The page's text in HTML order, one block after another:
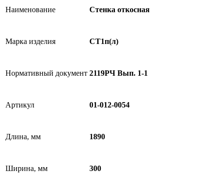
Наименование Стенка откосная
Марка изделия СТ1п(л)
Нормативный документ 2119РЧ Вып. 1-1
Артикул 01-012-0054
Длина, мм 1890
Ширина, мм 300